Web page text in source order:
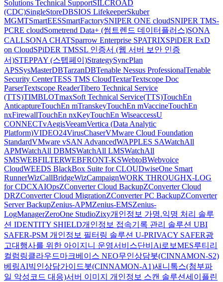
Solutions Technical SupportSILCROAD
(CDC)SingleStoreDBSIOS LifekeeperSkuber
MGMTSmartEESSmartFactorySNIPER ONE cloudSNIPER TMS-
PCRE cloudSometrend Data+ (썸트렌드 데이터플러스)SONA
CALLSONA CHATSparrow Enterprise SPATRIXSPiDER ExD
on CloudSPiDER TMSSL 인증서 (웹 서버 보안 인증
서)STEPPAY (스텝페이)StrategySyncPlan
APSSysMasterDBTarzanDBTenable Nessus ProfessionalTenable
Security CenterTESS TMS CloudTextarTextscope Doc
ParserTextscope ReaderTibero Technical Service
(TTS)TIMBLOTmaxSoft Technical Service(TTS)TouchEn
AnticaptureTouchEn mTranskeyTouchEn mVaccineTouchEn
nxFirewallTouchEn nxKeyTouchEn WiseaccessU
CONNECTvAegisVeeamVertica (Data Analytic
Platform)VIDEO24VirusChaserVMware Cloud Foundation
StandardVMware vSAN AdvancedWAPPLES SAWatchAll
APMWatchAll DBMSWatchAll LMSWatchAll
SMSWEBFILTERWEBFRONT-KSWebtoBWebvoice
CloudWEEDS BlackBox Suite for CLOUDwiseOne Smart
RunnerWizCallBridgeWizCampaignWORK THROUGHX-LOG
for CDCXAIOpsZConverter Cloud BackupZConverter Cloud
DRZConverter Cloud MigrationZConverter PC BackupZConverter
Server BackupZenius-APMZenius-EMSZenius-
LogManagerZeroOne StudioZixy개인정보 가명.익명 처리 솔루
션 IDENTITY SHIELD개인정보 접속기록 관리 솔루션 UBI
SAFER-PSM 개인정보 필터링 솔루션 U-PRIVACY SAFER광
고대행사를 위한 아이지니 운영서비스단비Ai로보MES루티 리
컬럼링클라우드마크베이스 NEO무인상담봇(CINNAMON-S2)
베링AI빅인상담가이드봇(CINNAMON-A1)새니톡스(첨부파
일 악성코드 대응)서버 이미지 개인정보 스캔 솔루션세이플린